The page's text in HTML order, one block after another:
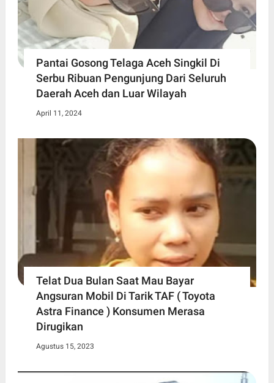
Pantai Gosong Telaga Aceh Singkil Di
Serbu Ribuan Pengunjung Dari Seluruh
Daerah Aceh dan Luar Wilayah
April 11, 2024
Telat Dua Bulan Saat Mau Bayar
Angsuran Mobil Di Tarik TAF ( Toyota
Astra Finance ) Konsumen Merasa
Dirugikan
Agustus 15, 2023